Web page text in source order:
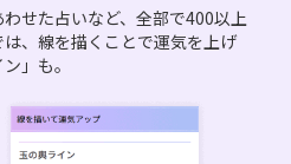
せた占いなど、全部で400以上
、線を描くことで運気を上げ
」も。